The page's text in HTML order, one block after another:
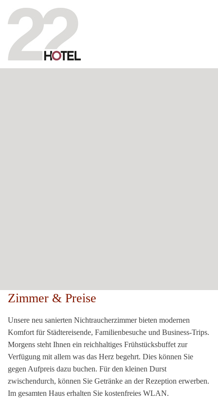
Zimmer & Preise
Unsere neu sanierten Nichtraucherzimmer bieten modernen
Komfort für Städtereisende, Familienbesuche und Business-Trips.
Morgens steht Ihnen ein reichhaltiges Frühstücksbuffet zur
Verfügung mit allem was das Herz begehrt. Dies können Sie
gegen Aufpreis dazu buchen. Für den kleinen Durst
zwischendurch, können Sie Getränke an der Rezeption erwerben.
Im gesamten Haus erhalten Sie kostenfreies WLAN.